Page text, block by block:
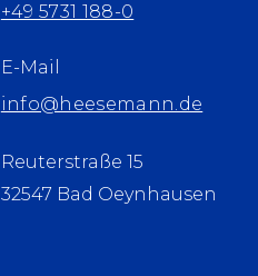
+49 5731 188-0
E-Mail
info@heesemann.de
Reuterstraße 15
32547 Bad Oeynhausen